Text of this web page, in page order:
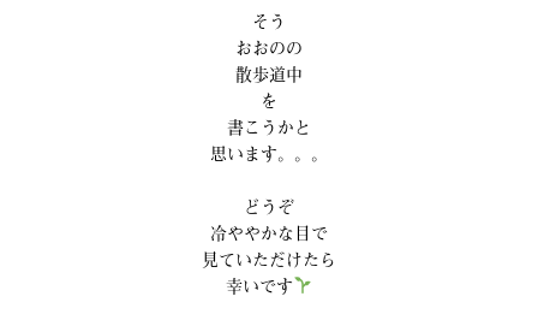
そう
おおのの
散歩道中
を
書こうかと
思います。。。
どうぞ
冷ややかな目で
見ていただけたら
幸いです